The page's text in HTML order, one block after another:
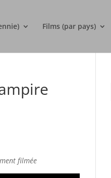
Films (par pays)
filmée